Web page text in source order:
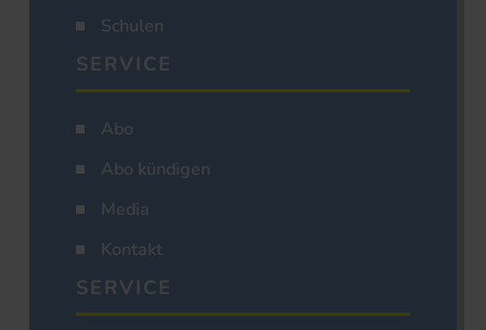
Schulen
SERVICE
Abo
Abo kündigen
Media
Kontakt
SERVICE